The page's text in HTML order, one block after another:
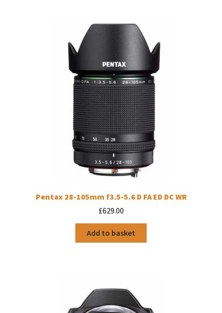
Pentax 28-105mm f3.5-5.6 D FA ED DC WR
£629.00
Add to basket